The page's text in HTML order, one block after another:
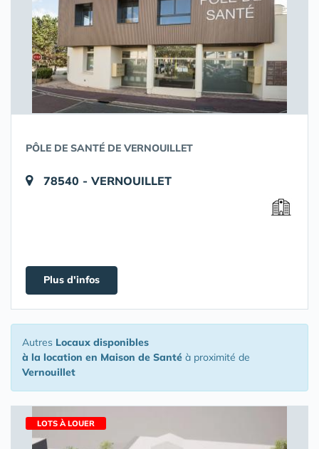
PÔLE DE SANTÉ DE VERNOUILLET
78540 - VERNOUILLET
Plus d'infos
Autres Locaux disponibles
à la location en Maison de Santé à proximité de
Vernouillet
LOTS À LOUER